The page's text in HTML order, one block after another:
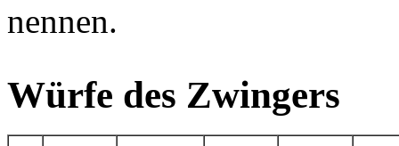
nennen.
Würfe des Zwingers